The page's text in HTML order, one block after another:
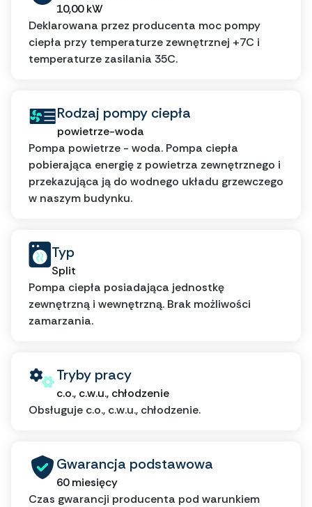
10,00 kW
Deklarowana przez producenta moc pompy
ciepła przy temperaturze zewnętrznej +7C i
temperaturze zasilania 35C.
Rodzaj pompy ciepła
powietrze-woda
Pompa powietrze - woda. Pompa ciepła
pobierająca energię z powietrza zewnętrznego i
przekazująca ją do wodnego układu grzewczego
w naszym budynku.
Typ
Split
Pompa ciepła posiadająca jednostkę
zewnętrzną i wewnętrzną. Brak możliwości
zamarzania.
Tryby pracy
c.o., c.w.u., chłodzenie
Obsługuje c.o., c.w.u., chłodzenie.
Gwarancja podstawowa
60 miesięcy
Czas gwarancji producenta pod warunkiem